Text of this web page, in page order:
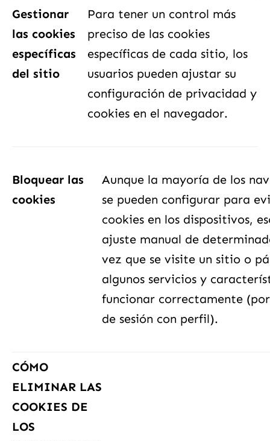
Gestionar
las cookies
específicas
del sitio
Para tener un control más
preciso de las cookies
específicas de cada sitio, los
usuarios pueden ajustar su
configuración de privacidad y
cookies en el navegador.
Bloquear las
cookies
Aunque la mayoría de los
se pueden configurar para
cookies en los dispositivos,
ajuste manual de
vez que se visite un sitio o
algunos servicios y
funcionar correctamente
de sesión con perfil).
CÓMO
ELIMINAR LAS
COOKIES DE
LOS